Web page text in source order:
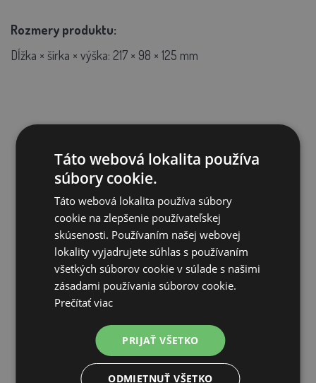
Rozmery produktu:
Dĺžka × šírka × výška: 217 × 98 × 125 mm
Pasca na myši - dvojbalenie
Táto webová lokalita používa
súbory cookie.
Táto webová lokalita používa súbory
cookie na zlepšenie používateľskej
skúsenosti. Používaním našej webovej
lokality vyjadrujete súhlas s používaním
všetkých súborov cookie v súlade s našimi
zásadami používania súborov cookie.
Prečítať viac
PRIJAŤ VŠETKO
ODMIETNUŤ VŠETKO